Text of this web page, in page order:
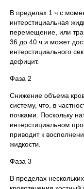
В пределах 1 ч с
интерстициальная
перемещение, или
36 до 40 ч и может
интерстициального
дефицит.
Фаза 2
Снижение объема
систему, что, в
почками. Поскольку
интерстициальном
приводит к
жидкости.
Фаза 3
В пределах